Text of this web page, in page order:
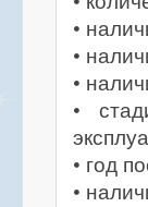
•
•
•
•
• год
•